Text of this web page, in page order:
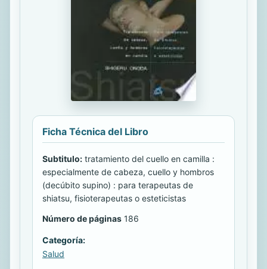
Ficha Técnica del Libro
Subtitulo: tratamiento del cuello en camilla :
especialmente de cabeza, cuello y hombros
(decúbito supino) : para terapeutas de
shiatsu, fisioterapeutas o esteticistas
Número de páginas 186
Categoría:
Salud